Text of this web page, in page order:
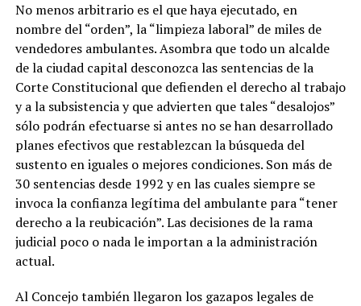
No menos arbitrario es el que haya ejecutado, en
nombre del “orden”, la “limpieza laboral” de miles de
vendedores ambulantes. Asombra que todo un alcalde
de la ciudad capital desconozca las sentencias de la
Corte Constitucional que defienden el derecho al trabajo
y a la subsistencia y que advierten que tales “desalojos”
sólo podrán efectuarse si antes no se han desarrollado
planes efectivos que restablezcan la búsqueda del
sustento en iguales o mejores condiciones. Son más de
30 sentencias desde 1992 y en las cuales siempre se
invoca la confianza legítima del ambulante para “tener
derecho a la reubicación”. Las decisiones de la rama
judicial poco o nada le importan a la administración
actual.
Al Concejo también llegaron los gazapos legales de